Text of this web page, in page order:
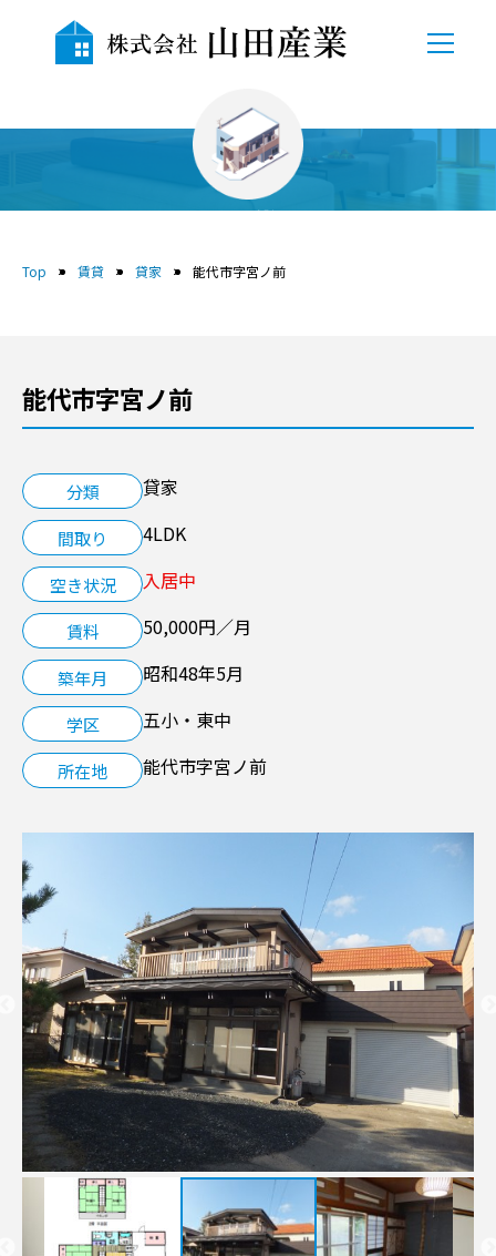
TOP
会社概要
賃貸
空き家管理サービス
賃貸
Top 賃貸 貸家 能代市字宮ノ前
能代市字宮ノ前
分類 貸家
間取り 4LDK
空き状況 入居中
賃料 50,000円／月
築年月 昭和48年5月
学区 五小・東中
所在地 能代市字宮ノ前